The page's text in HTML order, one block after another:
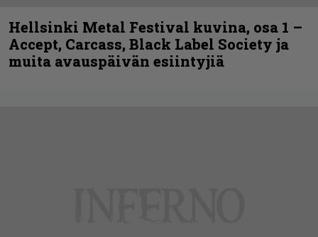
Hellsinki Metal Festival kuvina, osa 1 –
Accept, Carcass, Black Label Society ja
muita avauspäivän esiintyjiä